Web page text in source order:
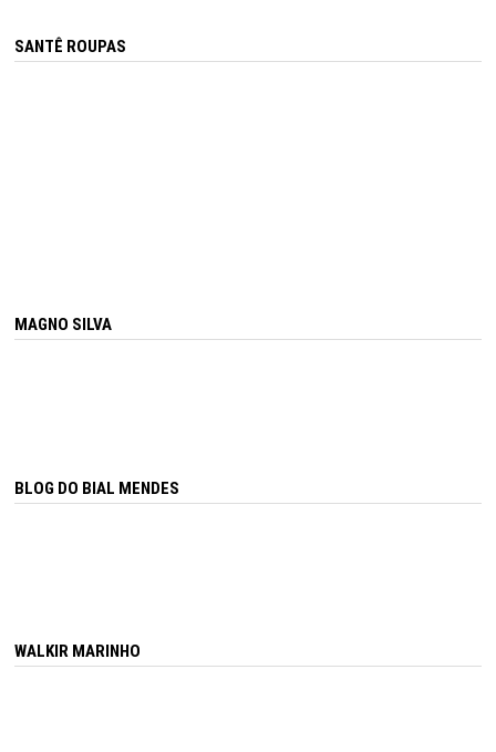
SANTÊ ROUPAS
MAGNO SILVA
BLOG DO BIAL MENDES
WALKIR MARINHO